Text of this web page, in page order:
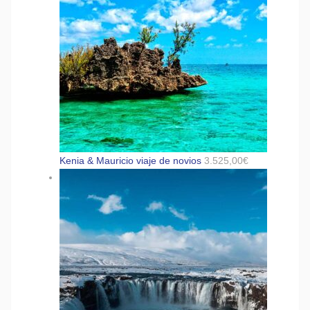
Kenia & Mauricio viaje de novios 3.525,00€